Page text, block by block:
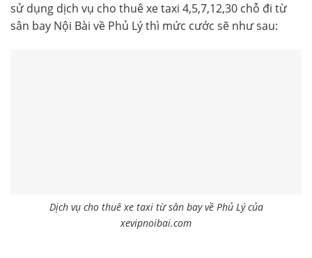
sử dụng dịch vụ cho thuê xe taxi 4,5,7,12,30 chỗ đi từ
sân bay Nội Bài về Phủ Lý thì mức cước sẽ như sau:
Dịch vụ cho thuê xe taxi từ sân bay về Phủ Lý của
xevipnoibai.com